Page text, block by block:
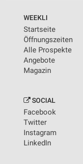
WEEKLI
Startseite
Öffnungszeiten
Alle Prospekte
Angebote
Magazin
SOCIAL
Facebook
Twitter
Instagram
LinkedIn